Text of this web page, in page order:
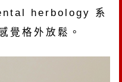
herbology 系
覺格外放鬆。